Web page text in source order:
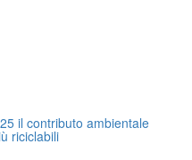
il contributo ambientale
riciclabili